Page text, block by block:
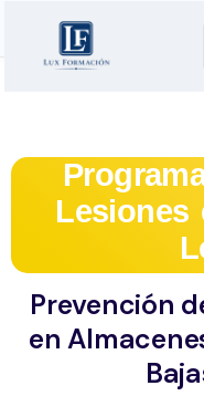
Lesiones
Prevención
en